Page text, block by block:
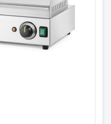
Flatgrill slett stekeflate